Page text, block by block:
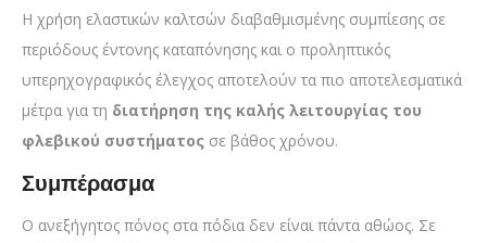
Η χρήση ελαστικών καλτσών διαβαθμισμένης συμπίεσης σε
περιόδους έντονης καταπόνησης και ο προληπτικός
υπερηχογραφικός έλεγχος αποτελούν τα πιο αποτελεσματικά
μέτρα για τη διατήρηση της καλής λειτουργίας του
φλεβικού συστήματος σε βάθος χρόνου.
Συμπέρασμα
Ο ανεξήγητος πόνος στα πόδια δεν είναι πάντα αθώος. Σε